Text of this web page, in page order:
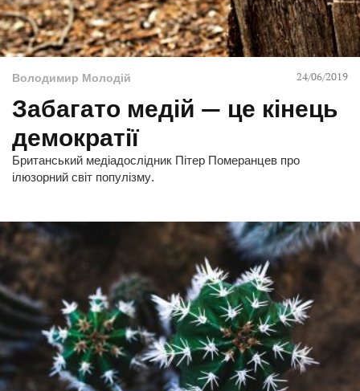
Володимир Молодій 24/06/2019
Забагато медій — це кінець
демократії
Британський медіадослідник Пітер Померанцев про
ілюзорний світ популізму.